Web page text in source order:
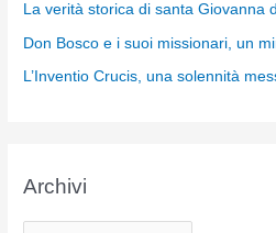
La verità storica di santa Giovanna
Don Bosco e i suoi missionari, un
L’Inventio Crucis, una solennità
Archivi